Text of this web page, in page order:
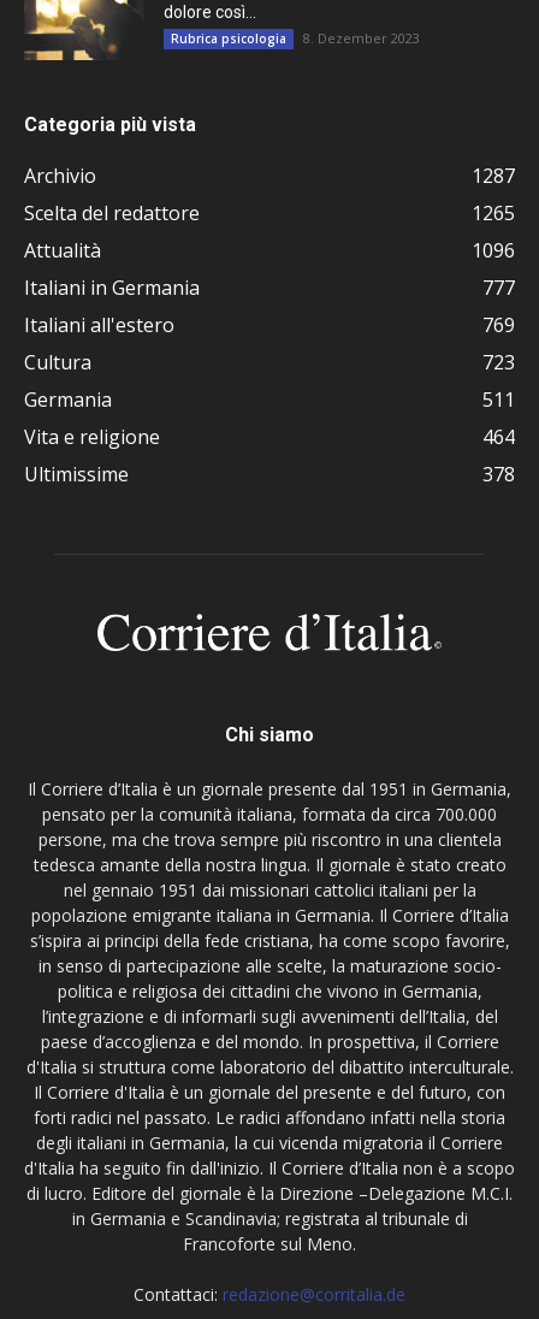
dolore così...
Rubrica psicologia 8. Dezember 2023
Categoria più vista
Archivio
1287
Scelta del redattore
1265
Attualità
1096
Italiani in Germania
777
Italiani all'estero
769
Cultura
723
Germania
511
Vita e religione
464
Ultimissime
378
Chi siamo
Il Corriere d’Italia è un giornale presente dal 1951 in Germania,
pensato per la comunità italiana, formata da circa 700.000
persone, ma che trova sempre più riscontro in una clientela
tedesca amante della nostra lingua. Il giornale è stato creato
nel gennaio 1951 dai missionari cattolici italiani per la
popolazione emigrante italiana in Germania. Il Corriere d’Italia
s’ispira ai principi della fede cristiana, ha come scopo favorire,
in senso di partecipazione alle scelte, la maturazione socio-
politica e religiosa dei cittadini che vivono in Germania,
l’integrazione e di informarli sugli avvenimenti dell’Italia, del
paese d’accoglienza e del mondo. In prospettiva, il Corriere
d'Italia si struttura come laboratorio del dibattito interculturale.
Il Corriere d'Italia è un giornale del presente e del futuro, con
forti radici nel passato. Le radici affondano infatti nella storia
degli italiani in Germania, la cui vicenda migratoria il Corriere
d'Italia ha seguito fin dall'inizio. Il Corriere d’Italia non è a scopo
di lucro. Editore del giornale è la Direzione –Delegazione M.C.I.
in Germania e Scandinavia; registrata al tribunale di
Francoforte sul Meno.
Contattaci: redazione@corritalia.de